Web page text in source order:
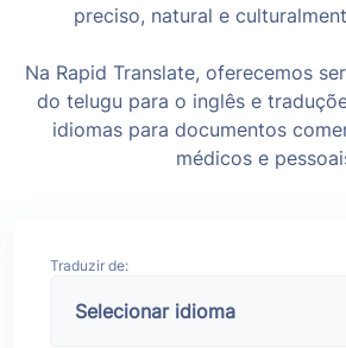
preciso, natural e
Na Rapid Translate, oferecemos
do telugu para o inglês e
idiomas para documentos
médicos e
Traduzir de: